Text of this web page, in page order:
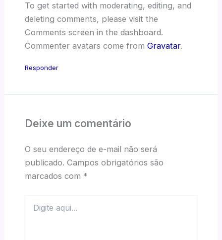
To get started with moderating, editing, and
deleting comments, please visit the
Comments screen in the dashboard.
Commenter avatars come from Gravatar.
Responder
Deixe um comentário
O seu endereço de e-mail não será
publicado. Campos obrigatórios são
marcados com *
aqui...